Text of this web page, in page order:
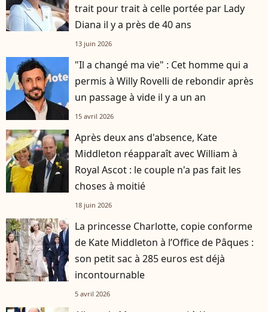
trait pour trait à celle portée par Lady
Diana il y a près de 40 ans
13 juin 2026
"Il a changé ma vie" : Cet homme qui a
permis à Willy Rovelli de rebondir après
un passage à vide il y a un an
15 avril 2026
Après deux ans d'absence, Kate
Middleton réapparaît avec William à
Royal Ascot : le couple n'a pas fait les
choses à moitié
18 juin 2026
La princesse Charlotte, copie conforme
de Kate Middleton à l’Office de Pâques :
son petit sac à 285 euros est déjà
incontournable
5 avril 2026